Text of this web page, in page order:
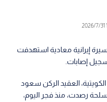
إيرانية معادية استهدفت
إصابات.
العقيد الركن سعود
رصدت، منذ فجر اليوم،